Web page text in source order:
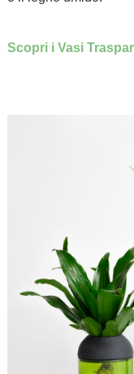
Scopri i Vasi